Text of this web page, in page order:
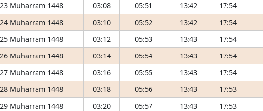
23 Muharram 1448 03:08 05:51 13:42 17:54
24 Muharram 1448 03:10 05:52 13:42 17:54
25 Muharram 1448 03:12 05:53 13:43 17:54
26 Muharram 1448 03:14 05:54 13:43 17:54
27 Muharram 1448 03:16 05:55 13:43 17:54
28 Muharram 1448 03:18 05:56 13:43 17:53
29 Muharram 1448 03:20 05:57 13:43 17:53